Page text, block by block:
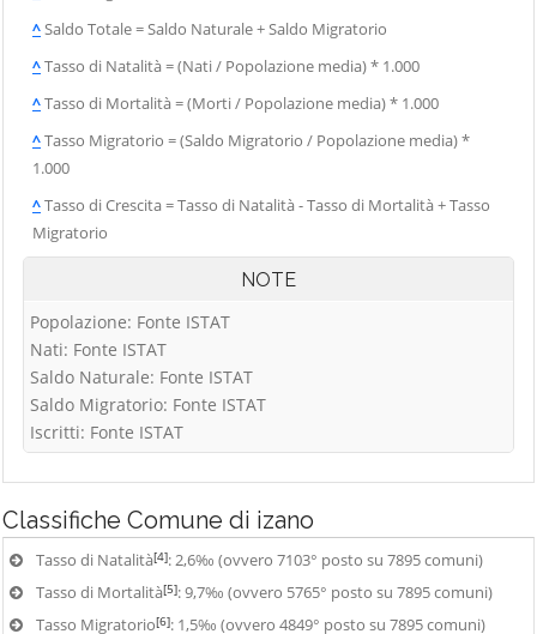
^Saldo Totale = Saldo Naturale + Saldo Migratorio
^Tasso di Natalità = (Nati / Popolazione media) * 1.000
^Tasso di Mortalità = (Morti / Popolazione media) * 1.000
^Tasso Migratorio = (Saldo Migratorio / Popolazione media) *
1.000
^Tasso di Crescita = Tasso di Natalità - Tasso di Mortalità + Tasso
Migratorio
NOTE
Popolazione: Fonte ISTAT
Nati: Fonte ISTAT
Saldo Naturale: Fonte ISTAT
Saldo Migratorio: Fonte ISTAT
Iscritti: Fonte ISTAT
Classifiche Comune di izano
Tasso di Natalità[4]: 2,6‰ (ovvero 7103° posto su 7895 comuni)
Tasso di Mortalità[5]: 9,7‰ (ovvero 5765° posto su 7895 comuni)
Tasso Migratorio[6]: 1,5‰ (ovvero 4849° posto su 7895 comuni)